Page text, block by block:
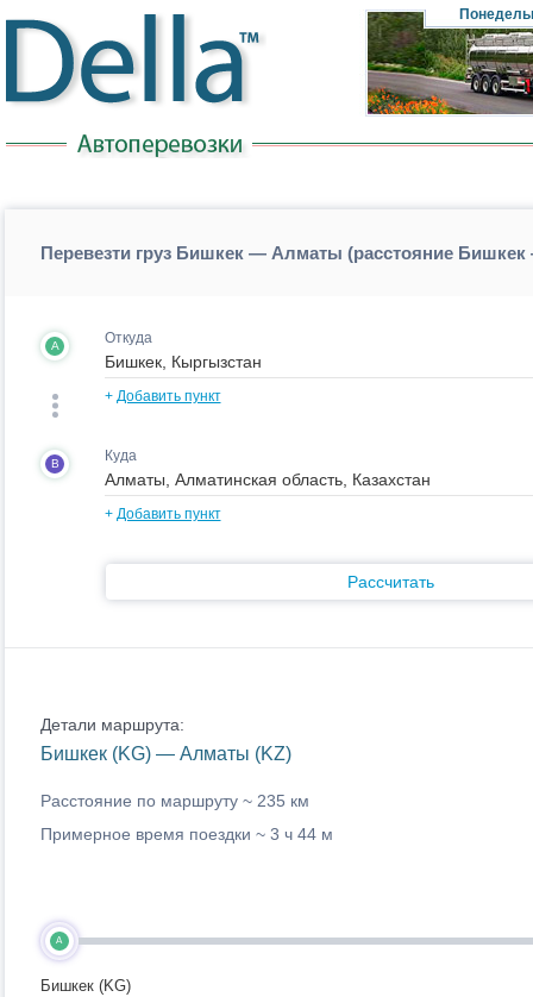
Перевезти груз Бишкек — Алматы (расстояние
A Откуда
+ Добавить пункт
B Куда
+ Добавить пункт
Рассчитать
Детали маршрута:
Бишкек (KG) — Алматы (KZ)
Расстояние по маршруту ~ 235 км
Примерное время поездки ~ 3 ч 44 м
A
Бишкек (KG)